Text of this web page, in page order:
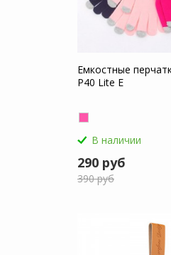
Емкостные
P40 Lite E
В наличии
290 руб
390 руб